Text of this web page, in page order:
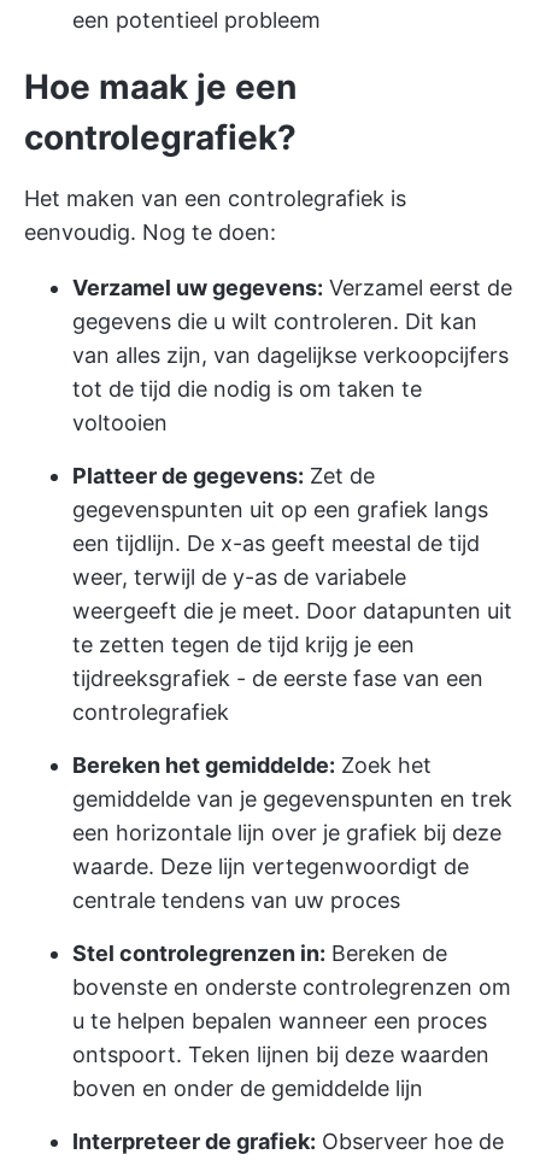
een potentieel probleem
Hoe maak je een
controlegrafiek?
Het maken van een controlegrafiek is
eenvoudig. Nog te doen:
Verzamel uw gegevens: Verzamel eerst de
gegevens die u wilt controleren. Dit kan
van alles zijn, van dagelijkse verkoopcijfers
tot de tijd die nodig is om taken te
voltooien
Platteer de gegevens: Zet de
gegevenspunten uit op een grafiek langs
een tijdlijn. De x-as geeft meestal de tijd
weer, terwijl de y-as de variabele
weergeeft die je meet. Door datapunten uit
te zetten tegen de tijd krijg je een
tijdreeksgrafiek - de eerste fase van een
controlegrafiek
Bereken het gemiddelde: Zoek het
gemiddelde van je gegevenspunten en trek
een horizontale lijn over je grafiek bij deze
waarde. Deze lijn vertegenwoordigt de
centrale tendens van uw proces
Stel controlegrenzen in: Bereken de
bovenste en onderste controlegrenzen om
u te helpen bepalen wanneer een proces
ontspoort. Teken lijnen bij deze waarden
boven en onder de gemiddelde lijn
Interpreteer de grafiek: Observeer hoe de